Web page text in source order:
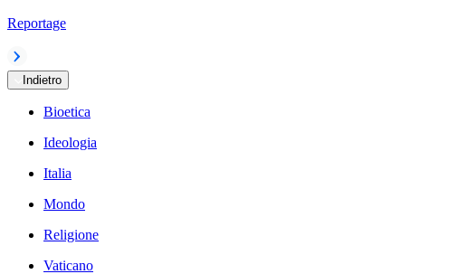
Reportage
Indietro
Bioetica
Ideologia
Italia
Mondo
Religione
Vaticano